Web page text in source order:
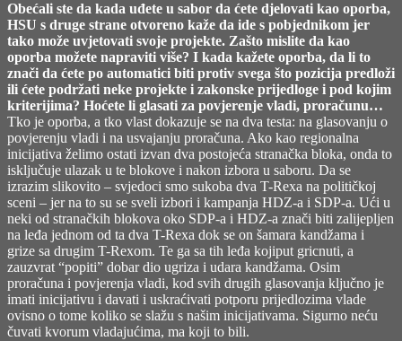
Obećali ste da kada uđete u sabor da ćete djelovati kao oporba,
HSU s druge strane otvoreno kaže da ide s pobjednikom jer
tako može uvjetovati svoje projekte. Zašto mislite da kao
oporba možete napraviti više? I kada kažete oporba, da li to
znači da ćete po automatici biti protiv svega što pozicija predloži
ili ćete podržati neke projekte i zakonske prijedloge i pod kojim
kriterijima? Hoćete li glasati za povjerenje vladi, proračunu…
Tko je oporba, a tko vlast dokazuje se na dva testa: na glasovanju o
povjerenju vladi i na usvajanju proračuna. Ako kao regionalna
inicijativa želimo ostati izvan dva postojeća stranačka bloka, onda to
isključuje ulazak u te blokove i nakon izbora u saboru. Da se
izrazim slikovito – svjedoci smo sukoba dva T-Rexa na političkoj
sceni – jer na to su se sveli izbori i kampanja HDZ-a i SDP-a. Ući u
neki od stranačkih blokova oko SDP-a i HDZ-a znači biti zalijepljen
na leđa jednom od ta dva T-Rexa dok se on šamara kandžama i
grize sa drugim T-Rexom. Te ga sa tih leđa kojiput gricnuti, a
zauzvrat “popiti” dobar dio ugriza i udara kandžama. Osim
proračuna i povjerenja vladi, kod svih drugih glasovanja ključno je
imati inicijativu i davati i uskraćivati potporu prijedlozima vlade
ovisno o tome koliko se slažu s našim inicijativama. Sigurno neću
čuvati kvorum vladajućima, ma koji to bili.